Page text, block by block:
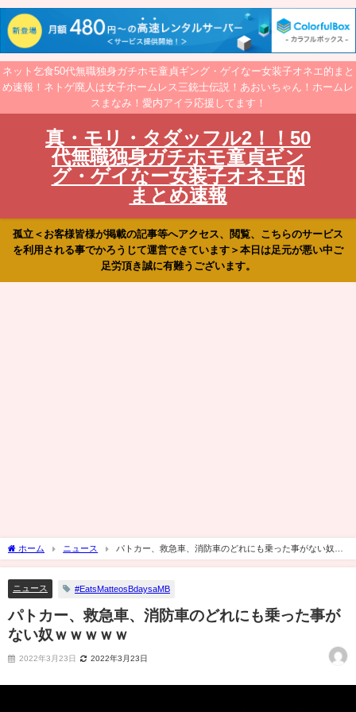
ネット乞食50代無職独身ガチホモ童貞ギング・ゲイなー女装子オネエ的まと
め速報！ネトゲ廃人は女子ホームレス三銃士伝説！あおいちゃん！ホームレ
スまなみ！愛内アイラ応援してます！
真・モリ・タダッフル2！！50
代無職独身ガチホモ童貞ギン
グ・ゲイなー女装子オネエ的
まとめ速報
孤立＜お客様皆様が掲載の記事等へアクセス、閲覧、こちらのサービス
を利用される事でかろうじて運営できています＞本日は足元が悪い中ご
足労頂き誠に有難うございます。
ホーム ニュース
パトカー、救急車、消防車のどれにも乗った事がない奴ｗ
ｗｗｗｗ
ニュース #EatsMatteosBdaysaMB
パトカー、救急車、消防車のどれにも乗った事が
ない奴ｗｗｗｗｗ
2022年3月23日 2022年3月23日